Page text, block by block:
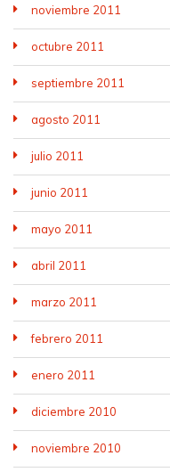
noviembre 2011
octubre 2011
septiembre 2011
agosto 2011
julio 2011
junio 2011
mayo 2011
abril 2011
marzo 2011
febrero 2011
enero 2011
diciembre 2010
noviembre 2010